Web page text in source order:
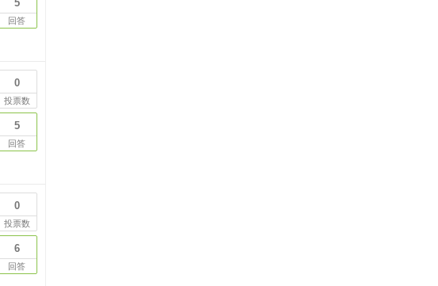
5
回答
0
投票数
5
回答
0
投票数
6
回答